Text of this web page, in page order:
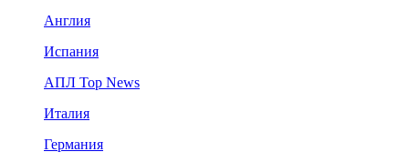
Англия
Испания
АПЛ Top News
Италия
Германия